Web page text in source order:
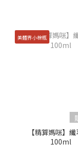
美體界小棕瓶
【精算媽咪】
100ml